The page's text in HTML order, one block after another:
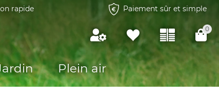
rapide Paiement sûr et simple
0
Plein air